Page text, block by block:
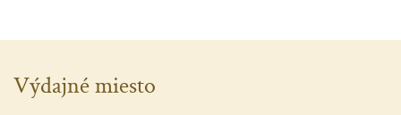
Výdajné miesto